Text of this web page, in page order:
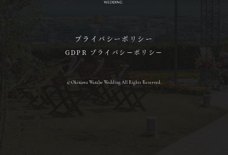
プライバシーポリシー
GDPR プライバシーポリシー
© Okinawa Watabe Wedding All Rights Reserved.